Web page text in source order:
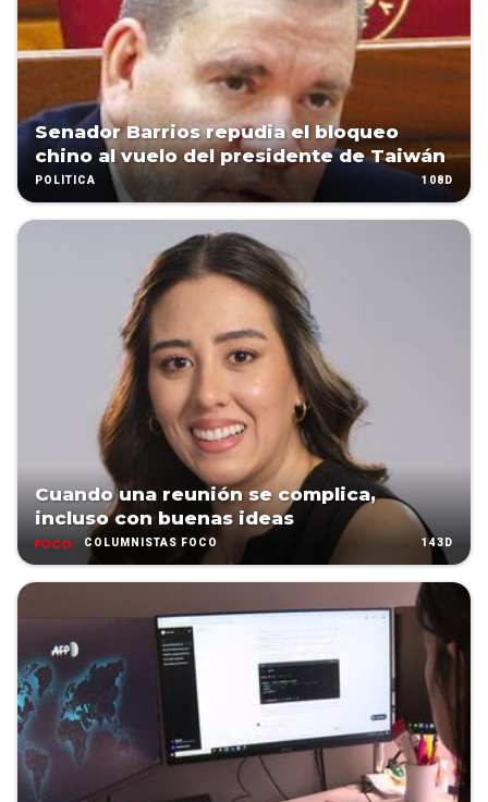
Senador Barrios repudia el bloqueo
chino al vuelo del presidente de Taiwán
POLÍTICA 108D
Cuando una reunión se complica,
incluso con buenas ideas
COLUMNISTAS FOCO 143D